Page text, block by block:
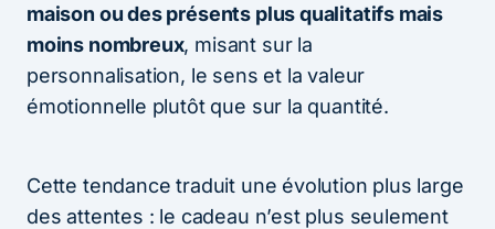
maison ou des présents plus qualitatifs mais
moins nombreux, misant sur la
personnalisation, le sens et la valeur
émotionnelle plutôt que sur la quantité.
Cette tendance traduit une évolution plus large
des attentes : le cadeau n’est plus seulement